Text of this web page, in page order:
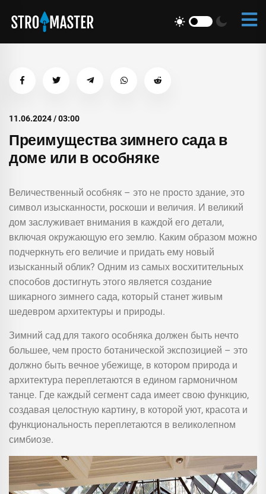
11.06.2024 / 03:00
Преимущества зимнего сада в
доме или в особняке
Величественный особняк – это не просто здание, это
символ изысканности, роскоши и величия. И великий
дом заслуживает внимания в каждой его детали,
включая окружающую его землю. Каким образом можно
подчеркнуть его величие и придать ему новый
изысканный облик? Одним из самых восхитительных
способов достигнуть этого является создание
шикарного зимнего сада, который станет живым
шедевром архитектуры и природы.
Зимний сад для такого особняка должен быть нечто
большее, чем просто ботанической экспозицией – это
должно быть вечное убежище, в котором природа и
архитектура переплетаются в едином гармоничном
танце. Где каждый сегмент сада имеет свою функцию,
создавая целостную картину, в которой уют, красота и
функциональность переплетаются в великолепном
симбиозе.